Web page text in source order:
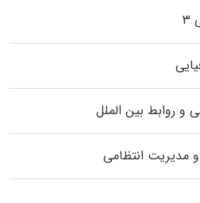
و روابط بین الملل
مدیریت انتظامی